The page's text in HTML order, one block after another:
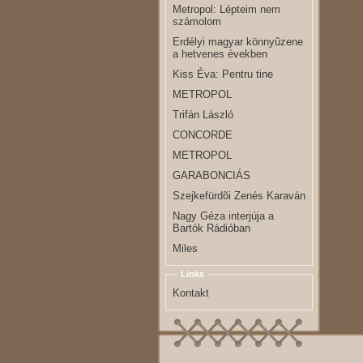
Metropol: Lépteim nem
számolom
Erdélyi magyar könnyûzene
a hetvenes években
Kiss Éva: Pentru tine
METROPOL
Trifán László
CONCORDE
METROPOL
GARABONCIÁS
Szejkefürdõi Zenés Karaván
Nagy Géza interjúja a
Bartók Rádióban
Miles
Links
Kontakt